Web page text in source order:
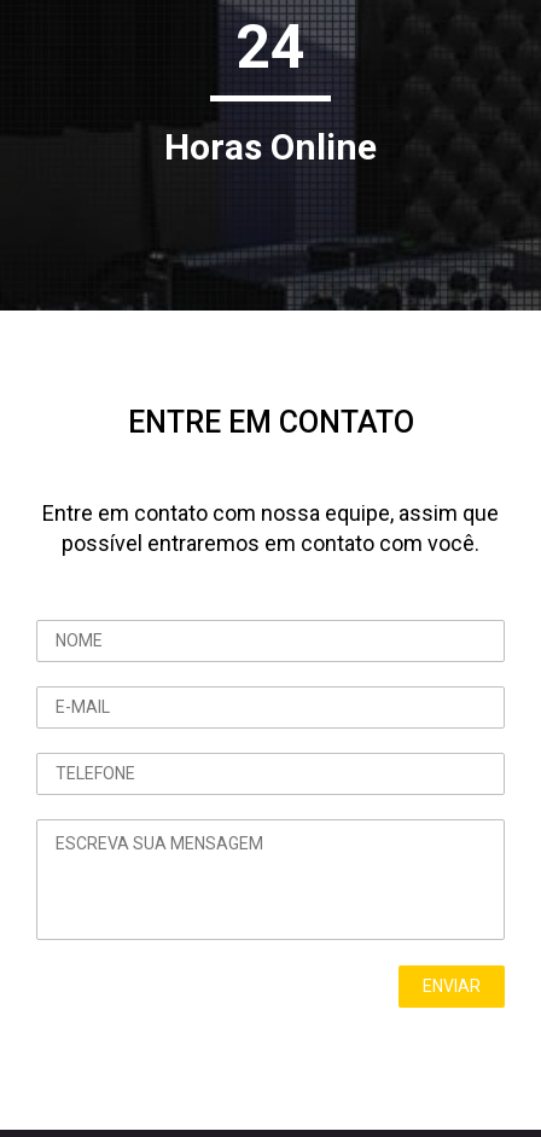
24
Horas Online
ENTRE EM CONTATO
Entre em contato com nossa equipe, assim que
possível entraremos em contato com você.